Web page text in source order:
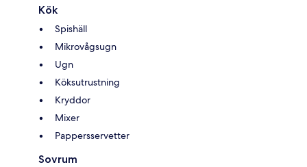
Kök
Spishäll
Mikrovågsugn
Ugn
Köksutrustning
Kryddor
Mixer
Pappersservetter
Sovrum